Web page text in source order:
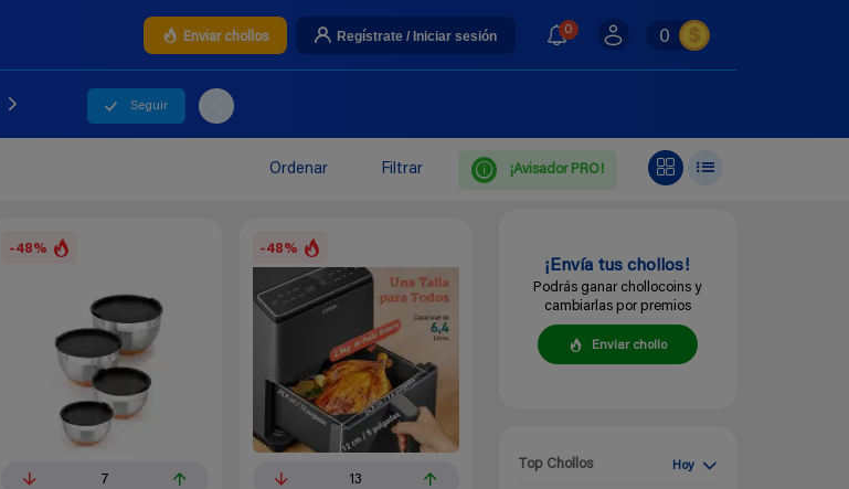
Enviar chollos Regístrate / Iniciar sesión 0 0
Seguir
Ordenar Filtrar ¡Avisador PRO!
-48%
7
-48%
13
¡Envía tus chollos!
Podrás ganar chollocoins y
cambiarlas por premios
Enviar chollo
Top Chollos Hoy